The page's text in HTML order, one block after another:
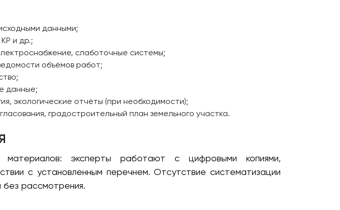
данными;
и др.;
слаботочные системы;
объёмов работ;
данные;
экологические отчёты (при необходимости);
градостроительный план земельного участка.
материалов: эксперты работают с цифровыми копиями,
с установленным перечнем. Отсутствие систематизации
без рассмотрения.